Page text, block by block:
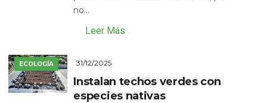
no...
Leer Más
ECOLOGÍA 31/12/2025
Instalan techos verdes con
especies nativas